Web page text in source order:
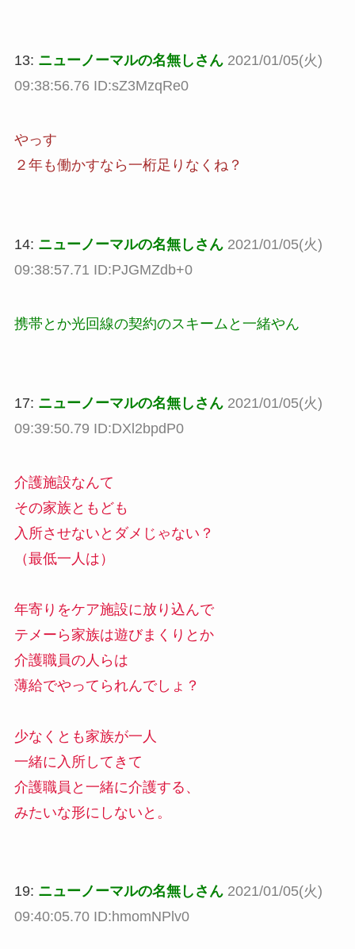
13: ニューノーマルの名無しさん 2021/01/05(火)
09:38:56.76 ID:sZ3MzqRe0
やっす
２年も働かすなら一桁足りなくね？
14: ニューノーマルの名無しさん 2021/01/05(火)
09:38:57.71 ID:PJGMZdb+0
携帯とか光回線の契約のスキームと一緒やん
17: ニューノーマルの名無しさん 2021/01/05(火)
09:39:50.79 ID:DXl2bpdP0
介護施設なんて
その家族ともども
入所させないとダメじゃない？
（最低一人は）
年寄りをケア施設に放り込んで
テメーら家族は遊びまくりとか
介護職員の人らは
薄給でやってられんでしょ？
少なくとも家族が一人
一緒に入所してきて
介護職員と一緒に介護する、
みたいな形にしないと。
19: ニューノーマルの名無しさん 2021/01/05(火)
09:40:05.70 ID:hmomNPlv0